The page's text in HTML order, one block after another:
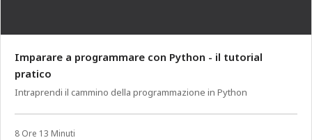
Imparare a programmare con Python - il tutorial
pratico
Intraprendi il cammino della programmazione in Python
8 Ore 13 Minuti